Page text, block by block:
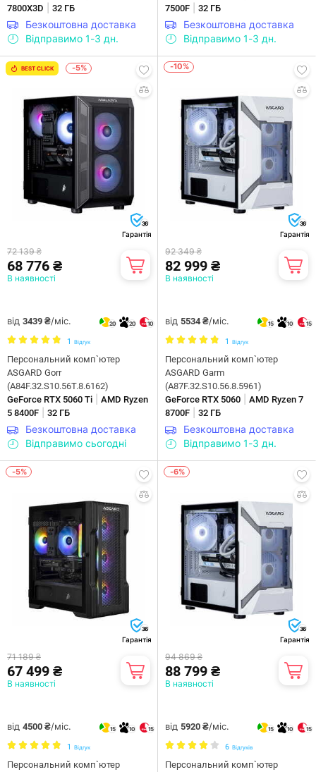
7800X3D 32 ГБ
Безкоштовна доставка
Відправимо 1-3 дн.
7500F 32 ГБ
Безкоштовна доставка
Відправимо 1-3 дн.
BEST CLICK -5%
36
Гарантія
72 139 ₴
68 776 ₴
В наявності
від 3439 ₴/міс. 20 20 10
1 Відгук
Персональний комп`ютер
ASGARD Gorr
(A84F.32.S10.56T.8.6162)
GeForce RTX 5060 Ti
AMD Ryzen
5 8400F
32 ГБ
Безкоштовна доставка
Відправимо сьогодні
-10%
36
Гарантія
92 349 ₴
82 999 ₴
В наявності
від 5534 ₴/міс. 15 10 15
1 Відгук
Персональний комп`ютер
ASGARD Garm
(A87F.32.S10.56.8.5961)
GeForce RTX 5060
AMD Ryzen 7
8700F
32 ГБ
Безкоштовна доставка
Відправимо 1-3 дн.
-5%
36
Гарантія
71 189 ₴
67 499 ₴
В наявності
від 4500 ₴/міс. 15 10 15
1 Відгук
Персональний комп`ютер
-6%
36
Гарантія
94 869 ₴
88 799 ₴
В наявності
від 5920 ₴/міс. 15 10 15
6 Відгуків
Персональний комп`ютер